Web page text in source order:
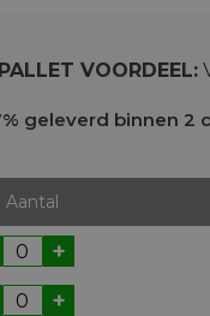
VOORDEEL:
geleverd binnen 2
Aantal
+
+